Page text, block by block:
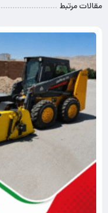
مقالات مرتبط